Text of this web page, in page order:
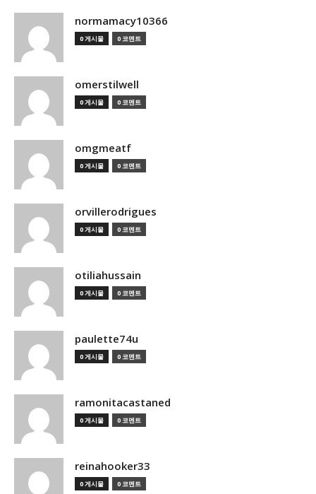
normamacy10366
0 게시물 0 코멘트
omerstilwell
0 게시물 0 코멘트
omgmeatf
0 게시물 0 코멘트
orvillerodrigues
0 게시물 0 코멘트
otiliahussain
0 게시물 0 코멘트
paulette74u
0 게시물 0 코멘트
ramonitacastaned
0 게시물 0 코멘트
reinahooker33
0 게시물 0 코멘트